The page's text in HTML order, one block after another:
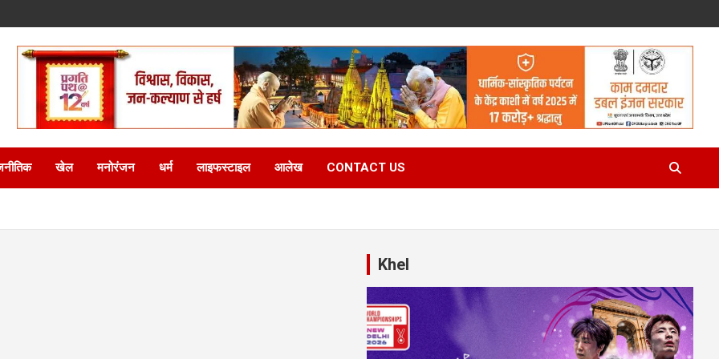
खेल मनोरंजन धर्म लाइफस्टाइल आलेख CONTACT US
Khel